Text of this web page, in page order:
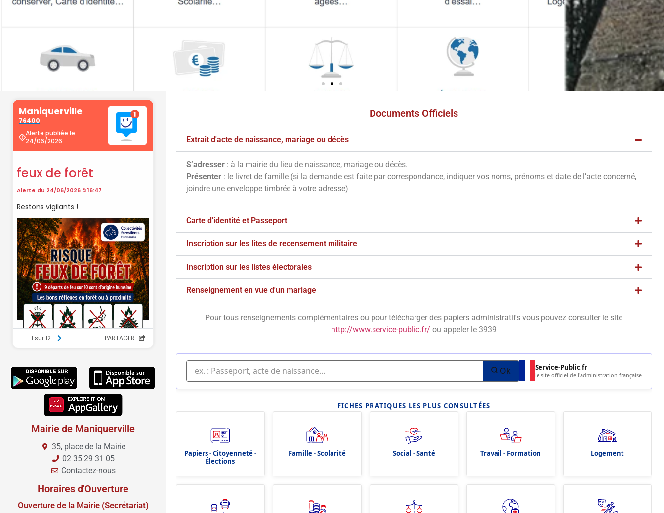
Démarches
administratives
Faîtes vos démarches en ligne sur notre site en
cliquant sur le bouton ci-dessous
Mairie de Maniquerville
35, place de la Mairie
02 35 29 31 05
Contactez-nous
Horaires d'Ouverture
Ouverture de la Mairie (Secrétariat)
Documents Officiels
Extrait d'acte de naissance, mariage ou décès
S’adresser : à la mairie du lieu de naissance, mariage ou décès.
Présenter : le livret de famille (si la demande est faite par correspondance, indiquer vos noms, prénoms et date de l’acte concerné,
joindre une enveloppe timbrée à votre adresse)
Carte d'identité et Passeport
Inscription sur les lites de recensement militaire
Inscription sur les listes électorales
Renseignement en vue d'un mariage
Pour tous renseignements complémentaires ou pour télécharger des papiers administratifs vous pouvez consulter le site
http://www.service-public.fr/ ou appeler le 3939
Ok Service-Public.fr
le site officiel de l'administration française
FICHES PRATIQUES LES PLUS CONSULTÉES
Papiers - Citoyenneté -
Élections
Famille - Scolarité Social - Santé Travail - Formation Logement